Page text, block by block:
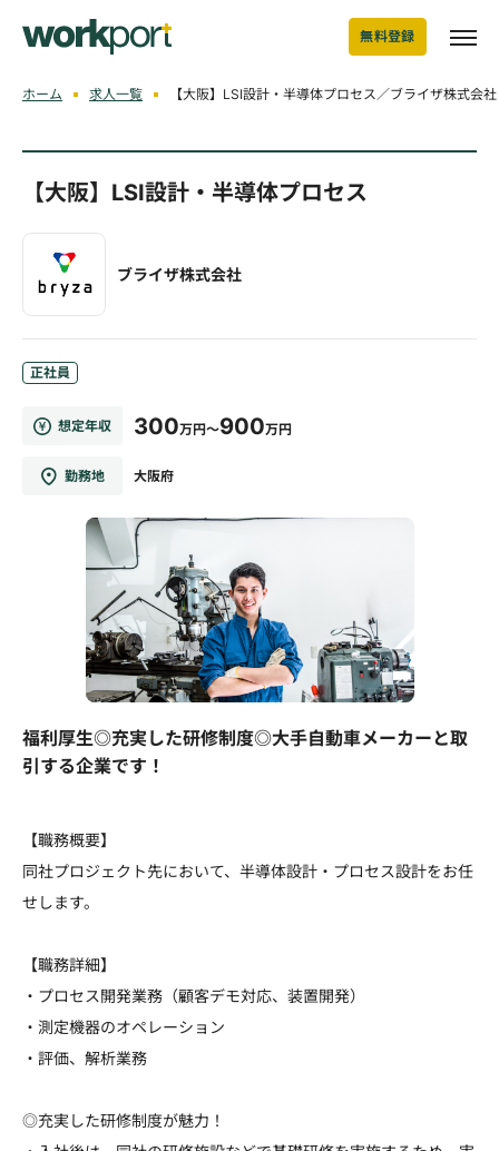
無料登録
ホーム 求人一覧 【大阪】LSI設計・半導体プロセス／ブライザ株式会社
【大阪】LSI設計・半導体プロセス
ブライザ株式会社
正社員
想定年収 300万円～900万円
勤務地 大阪府
福利厚生◎充実した研修制度◎大手自動車メーカーと取
引する企業です！
【職務概要】
同社プロジェクト先において、半導体設計・プロセス設計をお任
せします。
【職務詳細】
・プロセス開発業務（顧客デモ対応、装置開発）
・測定機器のオペレーション
・評価、解析業務
◎充実した研修制度が魅力！